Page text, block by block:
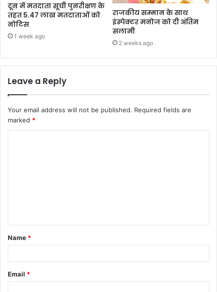
दून में मतदाता सूची पुनरीक्षण के
तहत 5.47 लाख मतदाताओं को
नोटिस
1 week ago
राजकीय सम्मान के साथ
इंस्पेक्टर मनोज को दी अंतिम
सलामी
2 weeks ago
Leave a Reply
Your email address will not be published. Required fields are
marked *
t
*
Name *
Email *